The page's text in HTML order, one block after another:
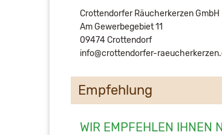
Crottendorfer Räucherkerzen GmbH
Am Gewerbegebiet 11
09474 Crottendorf
info@crottendorfer-
Empfehlung
WIR EMPFEHLEN IHNEN